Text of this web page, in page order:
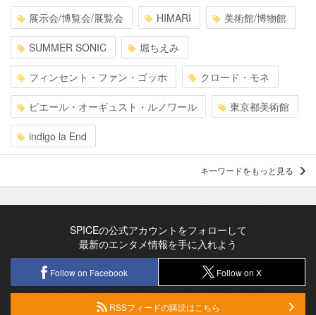
展示会/博覧会/展覧会 HIMARI 美術館/博物館
SUMMER SONIC 堀ちえみ
フィンセント・ファン・ゴッホ クロード・モネ
ピエール・オーギュスト・ルノワール 東京都美術館
indigo la End
キーワードをもっと見る
SPICEの公式アカウントをフォローして
最新のエンタメ情報を手に入れよう
Follow on Facebook Follow on X
RSSフィードの購読はこちら